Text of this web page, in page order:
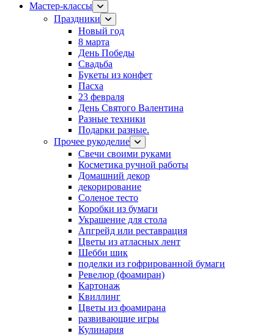
Мастер-классы
Праздники
Новый год
8 марта
День Победы
Свадьба
Букеты из конфет
Пасха
23 февраля
День Святого Валентина
Разные техники
Подарки разные.
Прочее рукоделие
Свечи своими руками
Косметика ручной работы
Домашний декор
декорирование
Соленое тесто
Коробки из бумаги
Украшение для стола
Апгрейд или реставрация
Цветы из атласных лент
Шебби шик
поделки из гофрированной бумаги
Ревелюр (фоамиран)
Картонаж
Квиллинг
Цветы из фоамирана
развивающие игры
Кулинария